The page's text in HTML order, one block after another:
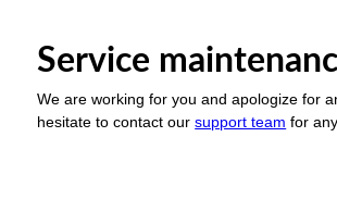
Service
We are working for you and apologize for
hesitate to contact oursupport team for